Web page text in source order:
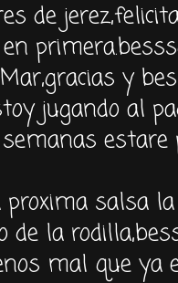
de
y
jugando al
estare
proxima salsa
de la
mal que ya